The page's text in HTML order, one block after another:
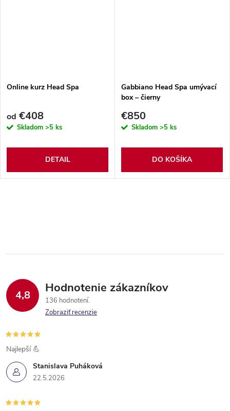
Online kurz Head Spa
od €408
Skladom >5 ks
DETAIL
Gabbiano Head Spa umývací
box – čierny
€850
Skladom >5 ks
DO KOŠÍKA
4,8 Hodnotenie zákazníkov
136 hodnotení
Zobraziť recenzie
Stanislava Puháková
22.5.2026
Najlepší 💪